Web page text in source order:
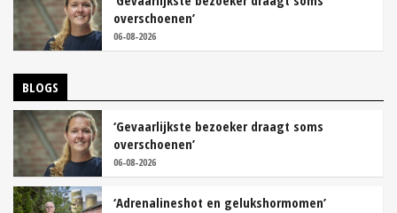
overschoenen’
06-08-2026
BLOGS
‘Gevaarlijkste bezoeker draagt soms
overschoenen’
06-08-2026
‘Adrenalineshot en gelukshormomen’